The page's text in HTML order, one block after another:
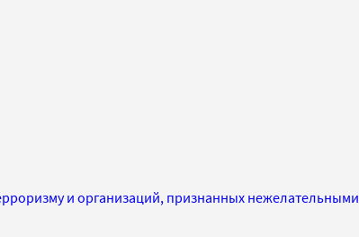
и организаций, признанных нежелательными